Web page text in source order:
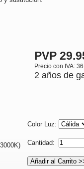
PVP
Precio con IVA:
2 años de
Color Luz:
Cantidad: